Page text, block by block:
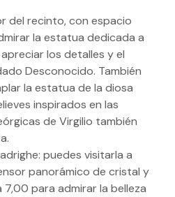
del recinto, con espacio
la estatua dedicada a
los detalles y el
Desconocido. También
la estatua de la diosa
inspirados en las
de Virgilio también
puedes visitarla a
panorámico de cristal y
para admirar la belleza